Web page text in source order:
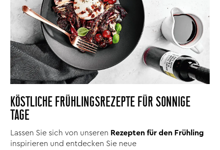
KÖSTLICHE FRÜHLINGSREZEPTE FÜR SONNIGE
TAGE
Lassen Sie sich von unseren Rezepten für den Frühling
inspirieren und entdecken Sie neue